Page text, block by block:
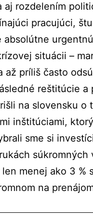
aj rozdelením
pracujúci,
absolútne
situácii –
až príliš často
reštitúcie
na slovensku o
inštitúciami,
sme si
súkromných
menej ako 3 %
na